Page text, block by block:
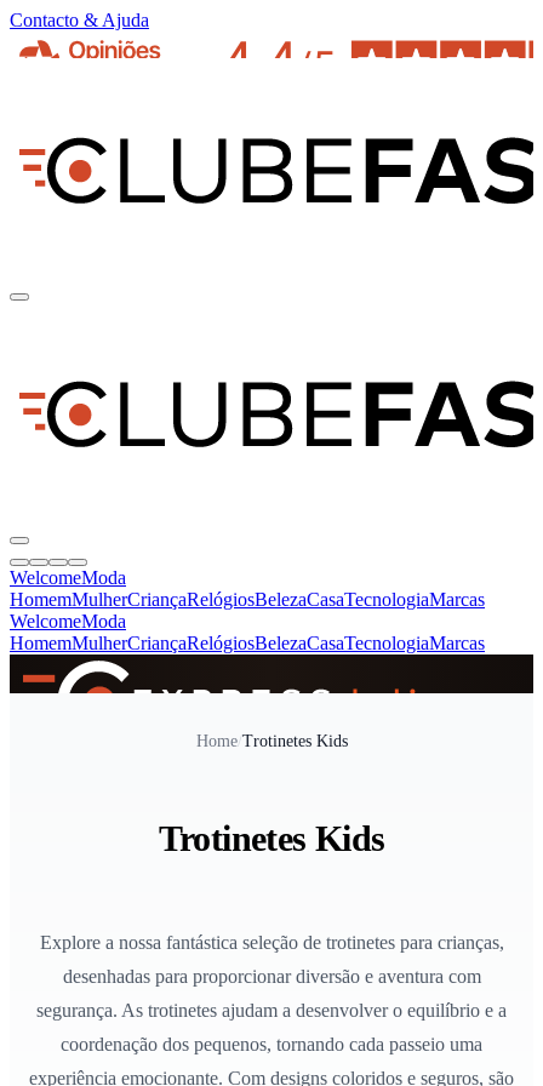
Contacto & Ajuda
WelcomeModa
HomemMulherCriançaRelógiosBelezaCasaTecnologiaMarcas
WelcomeModa
HomemMulherCriançaRelógiosBelezaCasaTecnologiaMarcas
Home/Trotinetes Kids
Trotinetes Kids
Explore a nossa fantástica seleção de trotinetes para crianças,
desenhadas para proporcionar diversão e aventura com
segurança. As trotinetes ajudam a desenvolver o equilíbrio e a
coordenação dos pequenos, tornando cada passeio uma
experiência emocionante. Com designs coloridos e seguros, são